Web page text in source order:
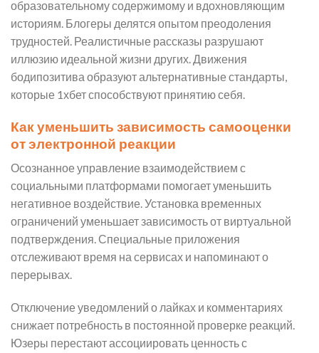
образовательному содержимому и вдохновляющим
историям. Блогеры делятся опытом преодоления
трудностей. Реалистичные рассказы разрушают
иллюзию идеальной жизни других. Движения
бодипозитива образуют альтернативные стандарты,
которые 1хбет способствуют принятию себя.
Как уменьшить зависимость самооценки
от электронной реакции
Осознанное управление взаимодействием с
социальными платформами помогает уменьшить
негативное воздействие. Установка временных
ограничений уменьшает зависимость от виртуальной
подтверждения. Специальные приложения
отслеживают время на сервисах и напоминают о
перерывах.
Отключение уведомлений о лайках и комментариях
снижает потребность в постоянной проверке реакций.
Юзеры перестают ассоциировать ценность с